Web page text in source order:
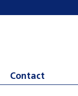
Contact